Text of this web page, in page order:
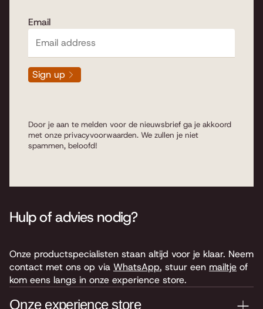
Email
Sign up
Door je aan te melden voor de nieuwsbrief ga je akkoord
met onze privacyvoorwaarden. We zullen je niet
spammen, beloofd!
Hulp of advies nodig?
Onze productspecialisten staan altijd voor je klaar. Neem
contact met ons op via WhatsApp, stuur een mailtje of
kom eens langs in onze experience store.
Onze experience store